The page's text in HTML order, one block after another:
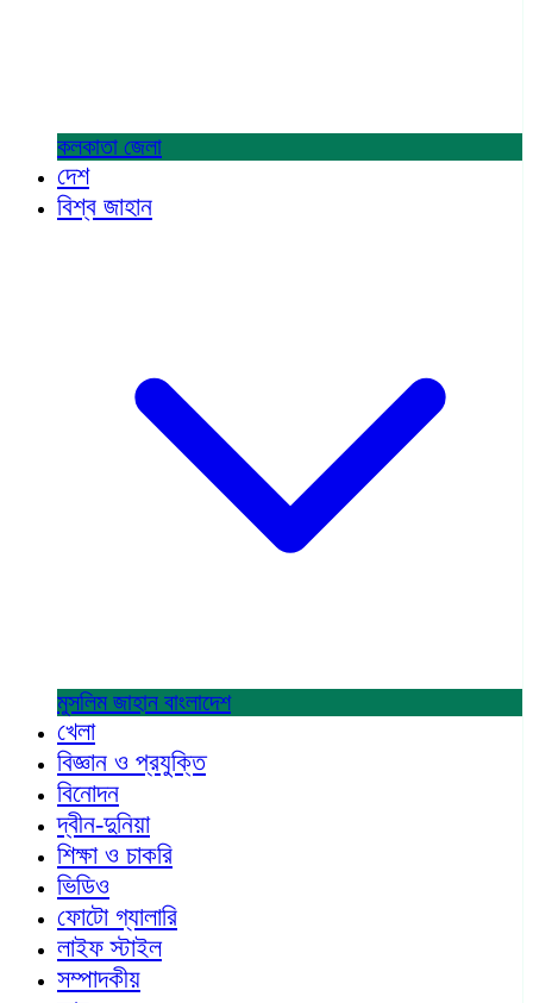
কলকাতা জেলা
দেশ
বিশ্ব জাহান
মুসলিম জাহান বাংলাদেশ
খেলা
বিজ্ঞান ও প্রযুক্তি
বিনোদন
দ্বীন-দুনিয়া
শিক্ষা ও চাকরি
ভিডিও
ফোটো গ্যালারি
লাইফ স্টাইল
সম্পাদকীয়